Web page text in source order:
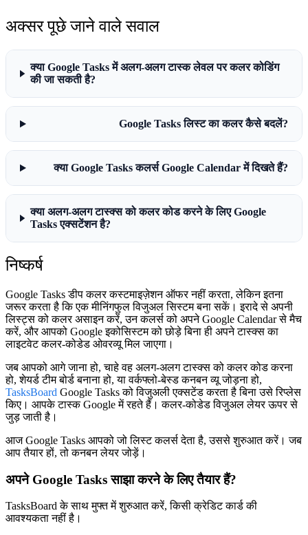
अक्सर पूछे जाने वाले सवाल
क्या Google Tasks में अलग-अलग टास्क लेवल पर कलर कोडिंग
की जा सकती है?
Google Tasks लिस्ट का कलर कैसे बदलें?
क्या Google Tasks कलर्स Google Calendar में दिखते हैं?
क्या अलग-अलग टास्क्स को कलर कोड करने के लिए Google
Tasks एक्सटेंशन है?
निष्कर्ष
Google Tasks डीप कलर कस्टमाइज़ेशन ऑफर नहीं करता, लेकिन इतना
जरूर करता है कि एक मीनिंगफुल विजुअल सिस्टम बना सकें। इरादे से अपनी
लिस्ट्स को कलर असाइन करें, उन कलर्स को अपने Google Calendar से मैच
करें, और आपको Google इकोसिस्टम को छोड़े बिना ही अपने टास्क्स का
लाइटवेट कलर-कोडेड ओवरव्यू मिल जाएगा।
जब आपको आगे जाना हो, चाहे वह अलग-अलग टास्क्स को कलर कोड करना
हो, शेयर्ड टीम बोर्ड बनाना हो, या वर्कफ्लो-बेस्ड कनबन व्यू जोड़ना हो,
TasksBoard Google Tasks को विजुअली एक्सटेंड करता है बिना उसे रिप्लेस
किए। आपके टास्क Google में रहते हैं। कलर-कोडेड विजुअल लेयर ऊपर से
जुड़ जाती है।
आज Google Tasks आपको जो लिस्ट कलर्स देता है, उससे शुरुआत करें। जब
आप तैयार हों, तो कनबन लेयर जोड़ें।
अपने Google Tasks साझा करने के लिए तैयार हैं?
TasksBoard के साथ मुफ्त में शुरुआत करें, किसी क्रेडिट कार्ड की
आवश्यकता नहीं है।